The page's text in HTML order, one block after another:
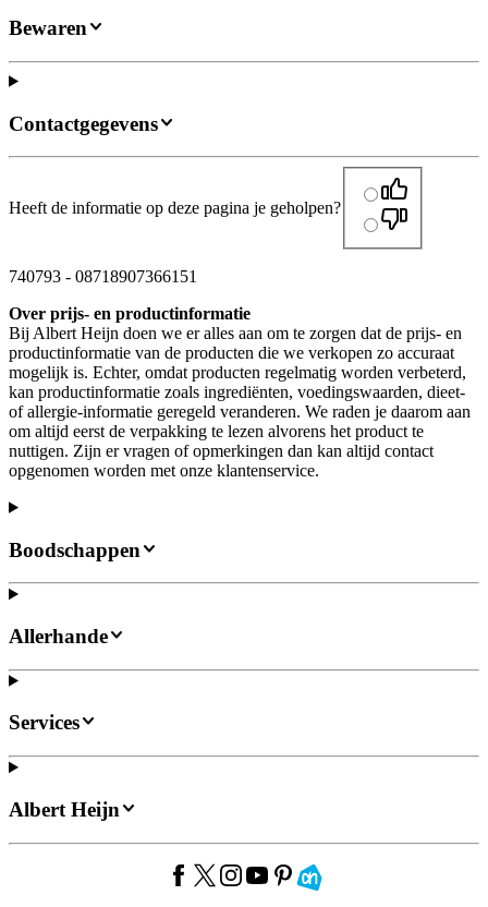
Bewaren
Contactgegevens
Heeft de informatie op deze pagina je geholpen?
740793 - 08718907366151
Over prijs- en productinformatie
Bij Albert Heijn doen we er alles aan om te zorgen dat de prijs- en
productinformatie van de producten die we verkopen zo accuraat
mogelijk is. Echter, omdat producten regelmatig worden verbeterd,
kan productinformatie zoals ingrediënten, voedingswaarden, dieet-
of allergie-informatie geregeld veranderen. We raden je daarom aan
om altijd eerst de verpakking te lezen alvorens het product te
nuttigen. Zijn er vragen of opmerkingen dan kan altijd contact
opgenomen worden met onze klantenservice.
Boodschappen
Allerhande
Services
Albert Heijn